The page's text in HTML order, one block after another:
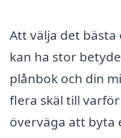
Att välja det
kan ha stor
plånbok och din
flera skäl till
överväga att byta